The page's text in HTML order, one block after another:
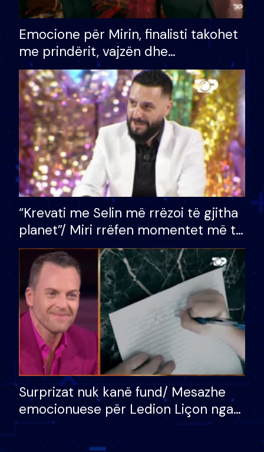
Emocione për Mirin, finalisti takohet
me prindërit, vajzën dhe
bashkëshorten: S’kemi ndonjë letër
divorci apo jo?
“Krevati me Selin më rrëzoi të gjitha
planet”/ Miri rrëfen momentet më të
bukura në shtëpinë e BB VIP: Do më
mungojë zilja e mëngjesit kur…
Surprizat nuk kanë fund/ Mesazhe
emocionuese për Ledion Liçon nga
nëna dhe fëmijët e tij, moderatori
nuk i mban dot lotët: Nuk meritoj…